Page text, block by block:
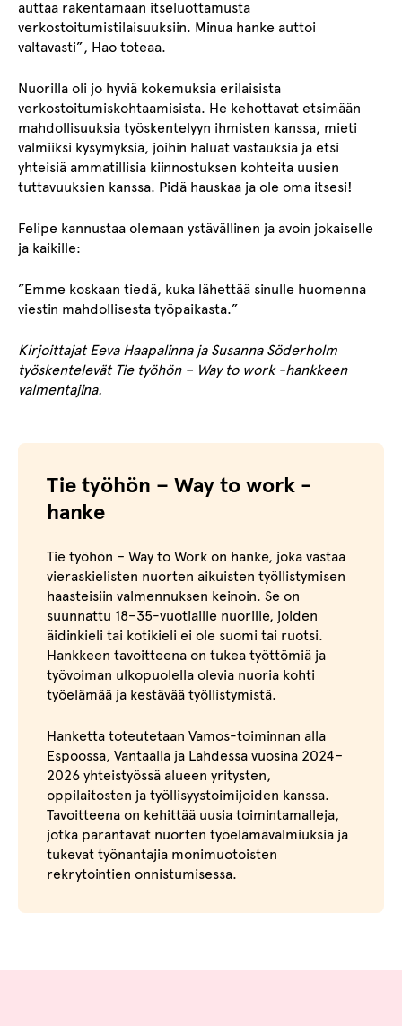
auttaa rakentamaan itseluottamusta
verkostoitumistilaisuuksiin. Minua hanke auttoi
valtavasti”, Hao toteaa.
Nuorilla oli jo hyviä kokemuksia erilaisista
verkostoitumiskohtaamisista. He kehottavat etsimään
mahdollisuuksia työskentelyyn ihmisten kanssa, mieti
valmiiksi kysymyksiä, joihin haluat vastauksia ja etsi
yhteisiä ammatillisia kiinnostuksen kohteita uusien
tuttavuuksien kanssa. Pidä hauskaa ja ole oma itsesi!
Felipe kannustaa olemaan ystävällinen ja avoin jokaiselle
ja kaikille:
”Emme koskaan tiedä, kuka lähettää sinulle huomenna
viestin mahdollisesta työpaikasta.”
Kirjoittajat Eeva Haapalinna ja Susanna Söderholm
työskentelevät Tie työhön – Way to work -hankkeen
valmentajina.
Tie työhön – Way to work -
hanke
Tie työhön – Way to Work on hanke, joka vastaa
vieraskielisten nuorten aikuisten työllistymisen
haasteisiin valmennuksen keinoin. Se on
suunnattu 18–35-vuotiaille nuorille, joiden
äidinkieli tai kotikieli ei ole suomi tai ruotsi.
Hankkeen tavoitteena on tukea työttömiä ja
työvoiman ulkopuolella olevia nuoria kohti
työelämää ja kestävää työllistymistä.
Hanketta toteutetaan Vamos-toiminnan alla
Espoossa, Vantaalla ja Lahdessa vuosina 2024–
2026 yhteistyössä alueen yritysten,
oppilaitosten ja työllisyystoimijoiden kanssa.
Tavoitteena on kehittää uusia toimintamalleja,
jotka parantavat nuorten työelämävalmiuksia ja
tukevat työnantajia monimuotoisten
rekrytointien onnistumisessa.